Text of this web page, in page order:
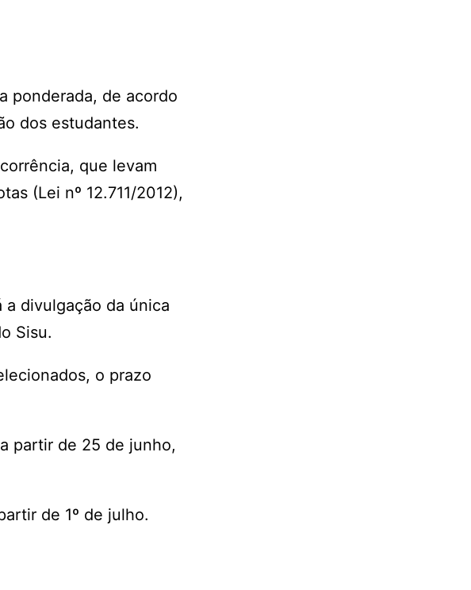
ponderada, de acordo
dos estudantes.
que levam
(Lei nº 12.711/2012),
divulgação da única
Sisu.
o prazo
partir de 25 de junho,
de 1º de julho.